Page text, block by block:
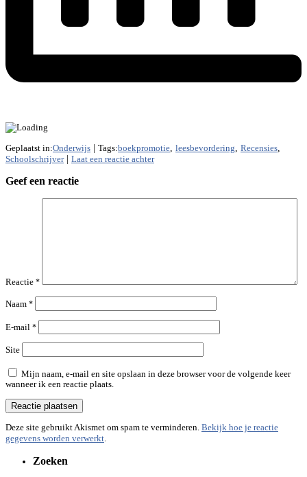
Geplaatst in:Onderwijs | Tags:boekpromotie leesbevordering Recensies
Schoolschrijver | Laat een reactie achter
Geef een reactie
Reactie *
Naam *
E-mail *
Site
Mijn naam, e-mail en site opslaan in deze browser voor de volgende keer
wanneer ik een reactie plaats.
Deze site gebruikt Akismet om spam te verminderen. Bekijk hoe je reactie
gegevens worden verwerkt.
Zoeken